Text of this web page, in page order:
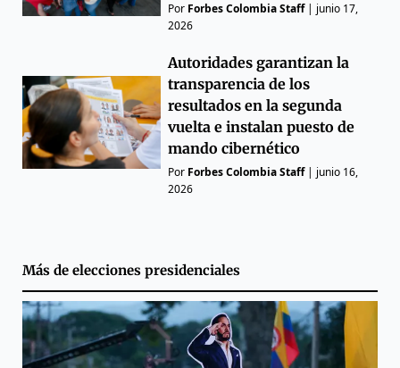
Por Forbes Colombia Staff| junio 17,
2026
Autoridades garantizan la
transparencia de los
resultados en la segunda
vuelta e instalan puesto de
mando cibernético
Por Forbes Colombia Staff| junio 16,
2026
Más de elecciones presidenciales